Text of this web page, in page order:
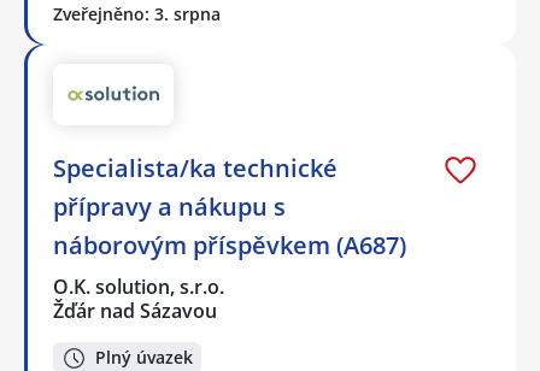
Zveřejněno: 3. srpna
Specialista/ka technické
přípravy a nákupu s
náborovým příspěvkem (A687)
O.K. solution, s.r.o.
Žďár nad Sázavou
Plný úvazek